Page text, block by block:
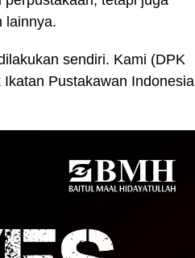
lainnya.
sendiri. Kami (DPK
Pustakawan Indonesia